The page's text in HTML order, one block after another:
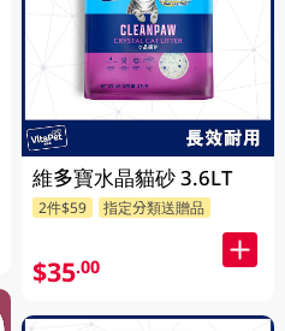
維多寶水晶貓砂 3.6LT
2件$59 指定分類送贈品
$35.00